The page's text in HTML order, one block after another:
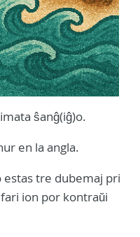
ŝanĝ(iĝ)o.
en la angla.
estas tre dubemaj pri
ion por kontraŭi